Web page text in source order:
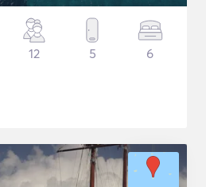
12 5 6